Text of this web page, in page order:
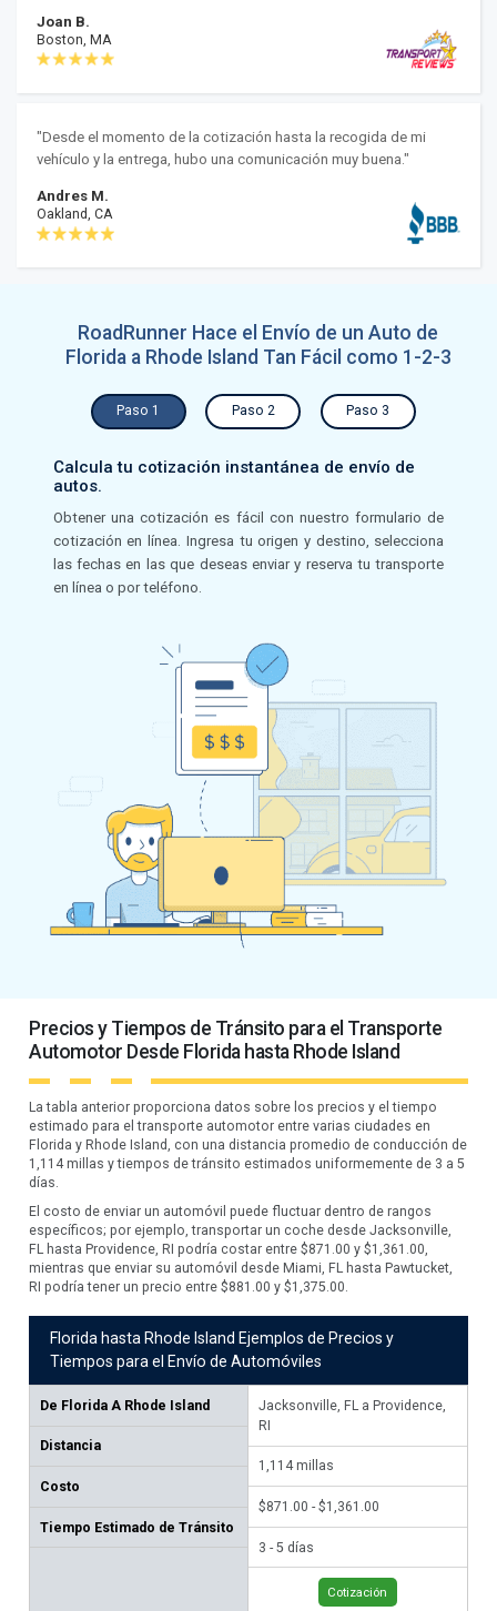
Joan B.
Boston, MA
"Desde el momento de la cotización hasta la recogida de mi
vehículo y la entrega, hubo una comunicación muy buena."
Andres M.
Oakland, CA
RoadRunner Hace el Envío de un Auto de
Florida a Rhode Island Tan Fácil como 1-2-3
Paso 1 Paso 2 Paso 3
Calcula tu cotización instantánea de envío de
autos.
Obtener una cotización es fácil con nuestro formulario de
cotización en línea. Ingresa tu origen y destino, selecciona
las fechas en las que deseas enviar y reserva tu transporte
en línea o por teléfono.
Precios y Tiempos de Tránsito para el Transporte
Automotor Desde Florida hasta Rhode Island
La tabla anterior proporciona datos sobre los precios y el tiempo
estimado para el transporte automotor entre varias ciudades en
Florida y Rhode Island, con una distancia promedio de conducción de
1,114 millas y tiempos de tránsito estimados uniformemente de 3 a 5
días.
El costo de enviar un automóvil puede fluctuar dentro de rangos
específicos; por ejemplo, transportar un coche desde Jacksonville,
FL hasta Providence, RI podría costar entre $871.00 y $1,361.00,
mientras que enviar su automóvil desde Miami, FL hasta Pawtucket,
RI podría tener un precio entre $881.00 y $1,375.00.
Florida hasta Rhode Island Ejemplos de Precios y
Tiempos para el Envío de Automóviles
De Florida A Rhode Island
Distancia
Costo
Tiempo Estimado de Tránsito
Jacksonville, FL a Providence,
RI
1,114millas
$871.00 - $1,361.00
3 - 5 días
Cotización